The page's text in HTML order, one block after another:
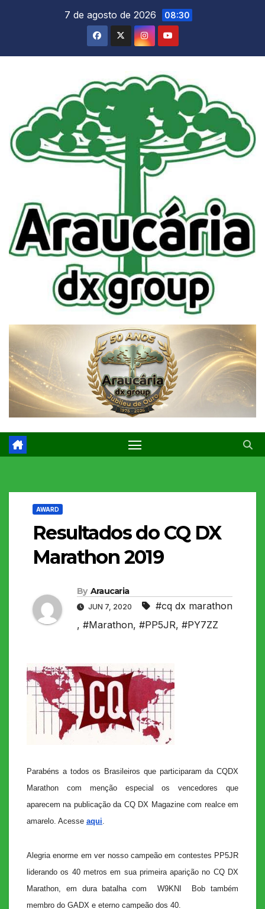
7 de agosto de 2026 08:30
AWARD
Resultados do CQ DX
Marathon 2019
By Araucaria
JUN 7, 2020
#cq dx marathon
, #Marathon, #PP5JR, #PY7ZZ
Parabéns a todos os Brasileiros que participaram da CQDX
Marathon com menção especial os vencedores que
aparecem na publicação da CQ DX Magazine com realce em
amarelo. Acesse aqui
Alegria enorme em ver nosso campeão em contestes PP5JR
liderando os 40 metros em sua primeira aparição no CQ DX
Marathon, em dura batalha com W9KNI Bob também
membro do GADX e eterno campeão dos 40.